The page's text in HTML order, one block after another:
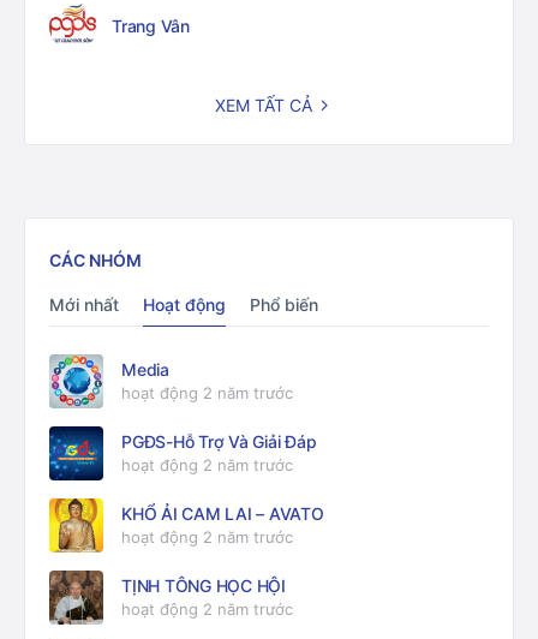
Trang Vân
XEM TẤT CẢ
CÁC NHÓM
Mới nhất Hoạt động Phổ biến
Media
hoạt động 2 năm trước
PGĐS-Hỗ Trợ Và Giải Đáp
hoạt động 2 năm trước
KHỔ ẢI CAM LAI – AVATO
hoạt động 2 năm trước
TỊNH TÔNG HỌC HỘI
hoạt động 2 năm trước